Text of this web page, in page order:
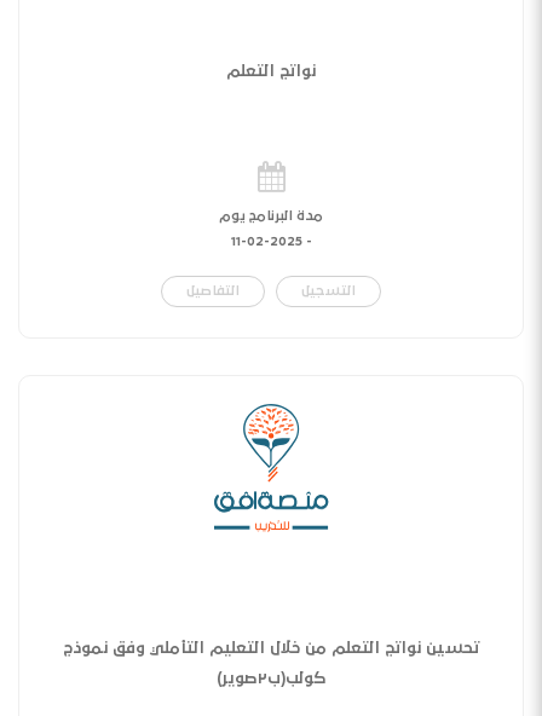
نواتج التعلم
مدة البرنامج يوم
-
11-02-2025
التسجيل التفاصيل
تحسين نواتج التعلم من خلال التعليم التأملي وفق نموذج
كولب(ب٢صوير)